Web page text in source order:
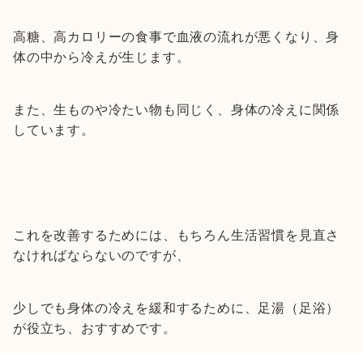
高糖、高カロリーの食事で血液の流れが悪くなり、身
体の中から冷えが生じます。
また、生ものや冷たい物も同じく、身体の冷えに関係
しています。
これを改善するためには、もちろん生活習慣を見直さ
なければならないのですが、
少しでも身体の冷えを緩和するために、足湯（足浴）
が役立ち、おすすめです。